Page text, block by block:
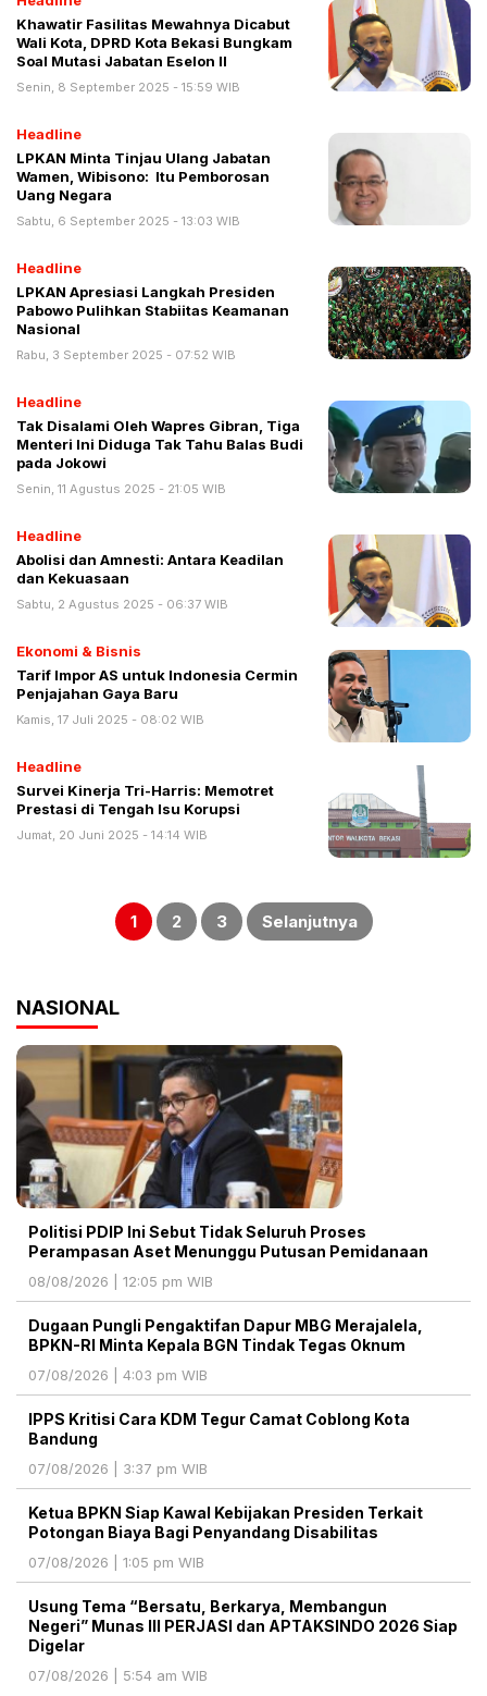
Khawatir Fasilitas Mewahnya Dicabut
Wali Kota, DPRD Kota Bekasi Bungkam
Soal Mutasi Jabatan Eselon II
Senin, 8 September 2025 - 15:59 WIB
Headline
LPKAN Minta Tinjau Ulang Jabatan
Wamen, Wibisono: Itu Pemborosan
Uang Negara
Sabtu, 6 September 2025 - 13:03 WIB
Headline
LPKAN Apresiasi Langkah Presiden
Pabowo Pulihkan Stabiitas Keamanan
Nasional
Rabu, 3 September 2025 - 07:52 WIB
Headline
Tak Disalami Oleh Wapres Gibran, Tiga
Menteri Ini Diduga Tak Tahu Balas Budi
pada Jokowi
Senin, 11 Agustus 2025 - 21:05 WIB
Headline
Abolisi dan Amnesti: Antara Keadilan
dan Kekuasaan
Sabtu, 2 Agustus 2025 - 06:37 WIB
Ekonomi & Bisnis
Tarif Impor AS untuk Indonesia Cermin
Penjajahan Gaya Baru
Kamis, 17 Juli 2025 - 08:02 WIB
Headline
Survei Kinerja Tri-Harris: Memotret
Prestasi di Tengah Isu Korupsi
Jumat, 20 Juni 2025 - 14:14 WIB
Paginasi
1 2 3 Selanjutnya
NASIONAL
Politisi PDIP Ini Sebut Tidak Seluruh Proses
Perampasan Aset Menunggu Putusan Pemidanaan
08/08/2026 | 12:05 pm WIB
Dugaan Pungli Pengaktifan Dapur MBG Merajalela,
BPKN-RI Minta Kepala BGN Tindak Tegas Oknum
07/08/2026 | 4:03 pm WIB
IPPS Kritisi Cara KDM Tegur Camat Coblong Kota
Bandung
07/08/2026 | 3:37 pm WIB
Ketua BPKN Siap Kawal Kebijakan Presiden Terkait
Potongan Biaya Bagi Penyandang Disabilitas
07/08/2026 | 1:05 pm WIB
Usung Tema “Bersatu, Berkarya, Membangun
Negeri” Munas III PERJASI dan APTAKSINDO 2026 Siap
Digelar
07/08/2026 | 5:54 am WIB